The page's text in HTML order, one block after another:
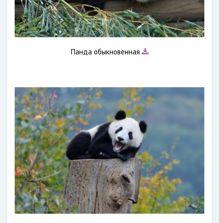
Панда обыкновенная